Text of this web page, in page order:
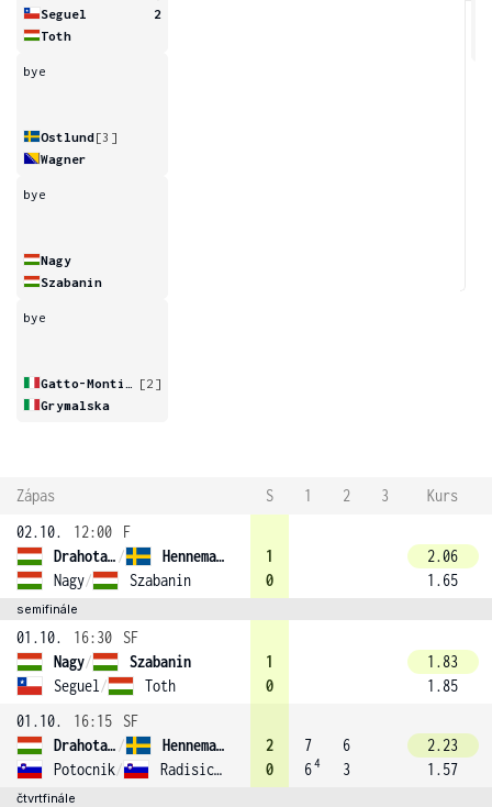
Seguel
2
Toth
bye
Ostlund[3]
Wagner
bye
Nagy
Szabanin
bye
[2]
Grymalska
Zápas S 1 2 3
Kurs
02.10.
12:00
F
Drahota Szabo /
Hennemann (4)
Nagy/ Szabanin
1
0
2.06
1.65
semifinále
01.10. 16:30
SF
Nagy/
Szabanin
Seguel / Toth
1
0
1.83
1.85
01.10.
16:15
SF
Drahota Szabo /
Hennemann (4)
Potocnik/ Radisic (1)
2
0
7
64
6
3
2.23
1.57
čtvrtfinále